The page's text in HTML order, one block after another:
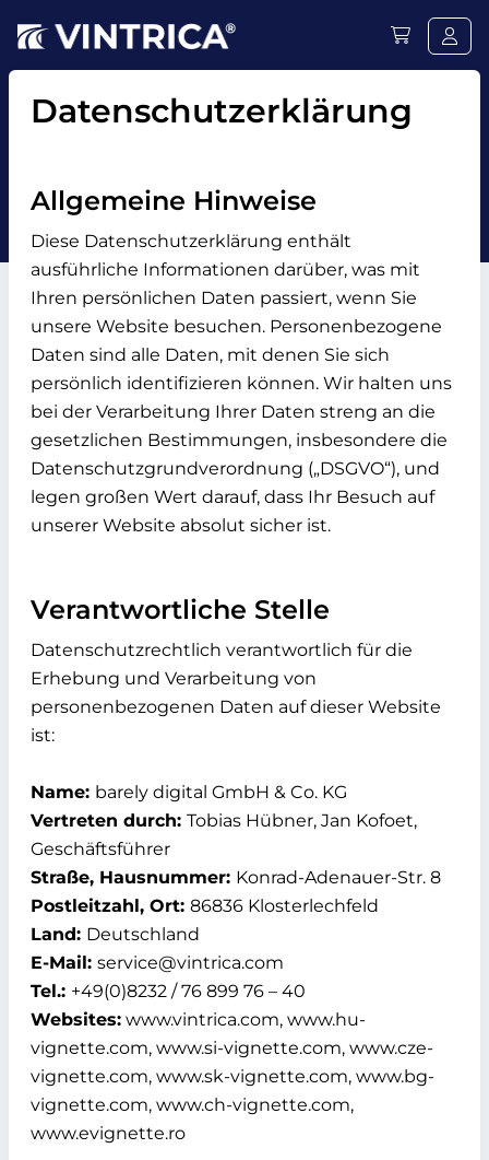
Datenschutzerklärung
Allgemeine Hinweise
Diese Datenschutzerklärung enthält
ausführliche Informationen darüber, was mit
Ihren persönlichen Daten passiert, wenn Sie
unsere Website besuchen. Personenbezogene
Daten sind alle Daten, mit denen Sie sich
persönlich identifizieren können. Wir halten uns
bei der Verarbeitung Ihrer Daten streng an die
gesetzlichen Bestimmungen, insbesondere die
Datenschutzgrundverordnung („DSGVO“), und
legen großen Wert darauf, dass Ihr Besuch auf
unserer Website absolut sicher ist.
Verantwortliche Stelle
Datenschutzrechtlich verantwortlich für die
Erhebung und Verarbeitung von
personenbezogenen Daten auf dieser Website
ist:
Name: barely digital GmbH & Co. KG
Vertreten durch: Tobias Hübner, Jan Kofoet,
Geschäftsführer
Straße, Hausnummer: Konrad-Adenauer-Str. 8
Postleitzahl, Ort: 86836 Klosterlechfeld
Land: Deutschland
E-Mail: service@vintrica.com
Tel.: +49(0)8232 / 76 899 76 – 40
Websites: www.vintrica.com, www.hu-
vignette.com, www.si-vignette.com, www.cze-
vignette.com, www.sk-vignette.com, www.bg-
vignette.com, www.ch-vignette.com,
www.evignette.ro